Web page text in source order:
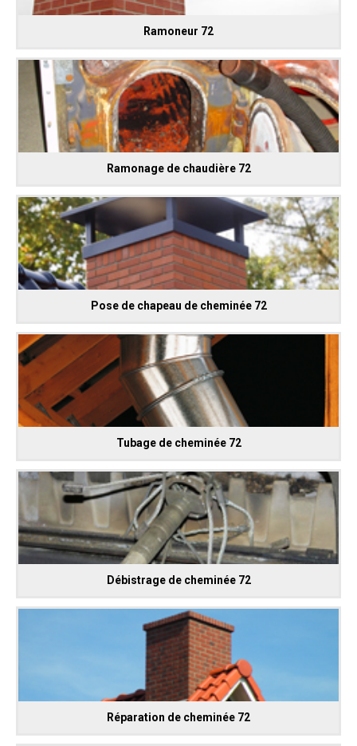
Ramoneur 72
Ramonage de chaudière 72
Pose de chapeau de cheminée 72
Tubage de cheminée 72
Débistrage de cheminée 72
Réparation de cheminée 72